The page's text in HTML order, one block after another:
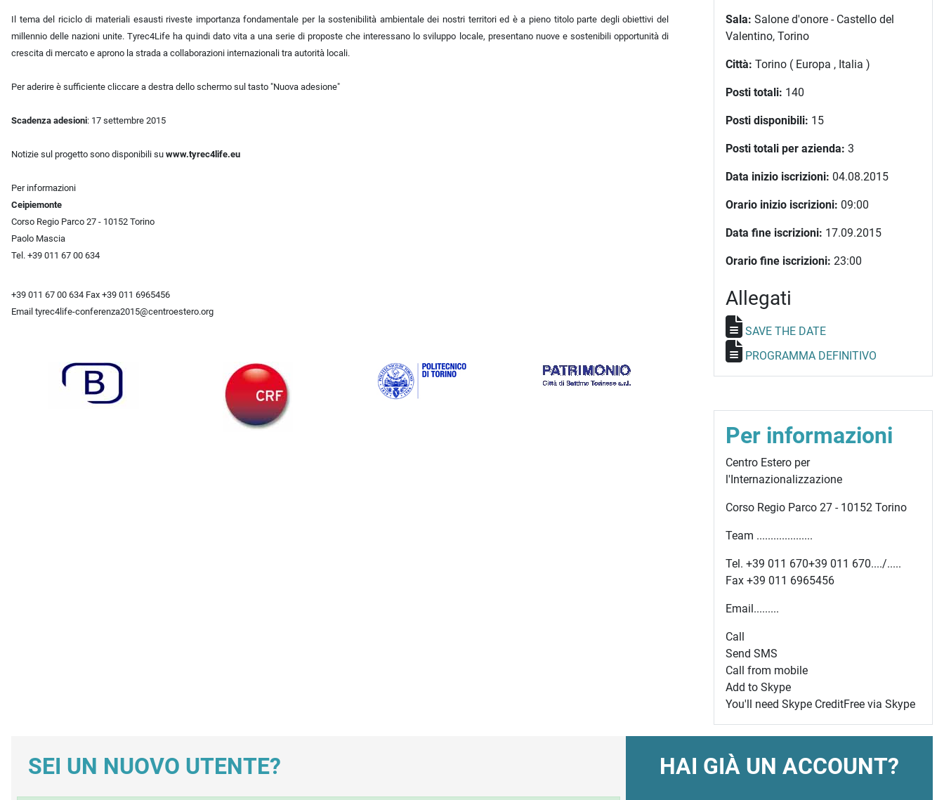
Il tema del riciclo di materiali esausti riveste importanza fondamentale per la sostenibilità ambientale dei nostri territori ed è a pieno titolo parte degli obiettivi del
millennio delle nazioni unite. Tyrec4Life ha quindi dato vita a una serie di proposte che interessano lo sviluppo locale, presentano nuove e sostenibili opportunità di
crescita di mercato e aprono la strada a collaborazioni internazionali tra autorità locali.
Per aderire è sufficiente cliccare a destra dello schermo sul tasto "Nuova adesione"
Scadenza adesioni: 17 settembre 2015
Notizie sul progetto sono disponibili su www.tyrec4life.eu
Per informazioni
Ceipiemonte
Corso Regio Parco 27 - 10152 Torino
Paolo Mascia
Tel. +39 011 67 00 634
+39 011 67 00 634 Fax +39 011 6965456
Email tyrec4life-conferenza2015@centroestero.org
Sala: Salone d'onore - Castello del
Valentino, Torino
Città: Torino ( Europa , Italia )
Posti totali: 140
Posti disponibili: 15
Posti totali per azienda: 3
Data inizio iscrizioni: 04.08.2015
Orario inizio iscrizioni: 09:00
Data fine iscrizioni: 17.09.2015
Orario fine iscrizioni: 23:00
Allegati
SAVE THE DATE
PROGRAMMA DEFINITIVO
Per informazioni
Centro Estero per
l'Internazionalizzazione
Corso Regio Parco 27 - 10152 Torino
Team ....................
Tel. +39 011 670+39 011 670..../.....
Fax +39 011 6965456
Email.........
Call
Send SMS
Call from mobile
Add to Skype
You'll need Skype CreditFree via Skype
SEI UN NUOVO UTENTE? HAI GIÀ UN ACCOUNT?